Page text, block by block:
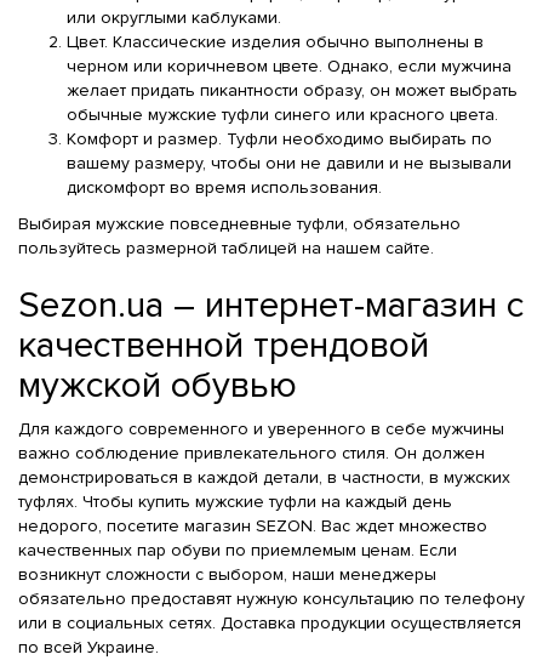
или округлыми каблуками.
Цвет. Классические изделия обычно выполнены в
черном или коричневом цвете. Однако, если мужчина
желает придать пикантности образу, он может выбрать
обычные мужские туфли синего или красного цвета.
Комфорт и размер. Туфли необходимо выбирать по
вашему размеру, чтобы они не давили и не вызывали
дискомфорт во время использования.
Выбирая мужские повседневные туфли, обязательно
пользуйтесь размерной таблицей на нашем сайте.
Sezon.ua – интернет-магазин с
качественной трендовой
мужской обувью
Для каждого современного и уверенного в себе мужчины
важно соблюдение привлекательного стиля. Он должен
демонстрироваться в каждой детали, в частности, в мужских
туфлях. Чтобы купить мужские туфли на каждый день
недорого, посетите магазин SEZON. Вас ждет множество
качественных пар обуви по приемлемым ценам. Если
возникнут сложности с выбором, наши менеджеры
обязательно предоставят нужную консультацию по телефону
или в социальных сетях. Доставка продукции осуществляется
по всей Украине.